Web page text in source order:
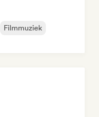
Filmmuziek